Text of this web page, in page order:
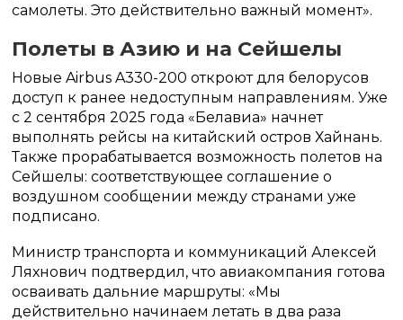
самолеты. Это действительно важный момент».
Полеты в Азию и на Сейшелы
Новые Airbus A330-200 откроют для белорусов
доступ к ранее недоступным направлениям. Уже
с 2 сентября 2025 года «Белавиа» начнет
выполнять рейсы на китайский остров Хайнань.
Также прорабатывается возможность полетов на
Сейшелы: соответствующее соглашение о
воздушном сообщении между странами уже
подписано.
Министр транспорта и коммуникаций Алексей
Ляхнович подтвердил, что авиакомпания готова
осваивать дальние маршруты: «Мы
действительно начинаем летать в два раза